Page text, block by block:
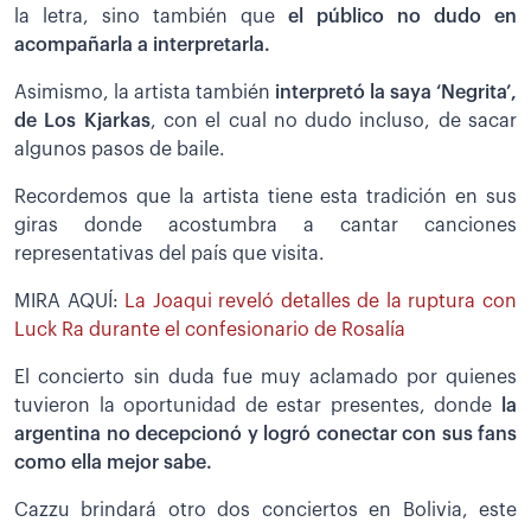
la letra, sino también que el público no dudo en
acompañarla a interpretarla.
Asimismo, la artista también interpretó la saya ‘Negrita’,
de Los Kjarkas, con el cual no dudo incluso, de sacar
algunos pasos de baile.
Recordemos que la artista tiene esta tradición en sus
giras donde acostumbra a cantar canciones
representativas del país que visita.
MIRA AQUÍ: La Joaqui reveló detalles de la ruptura con
Luck Ra durante el confesionario de Rosalía
El concierto sin duda fue muy aclamado por quienes
tuvieron la oportunidad de estar presentes, donde
la
argentina no decepcionó y logró conectar con sus fans
como ella mejor sabe.
Cazzu brindará otro dos conciertos en Bolivia, este